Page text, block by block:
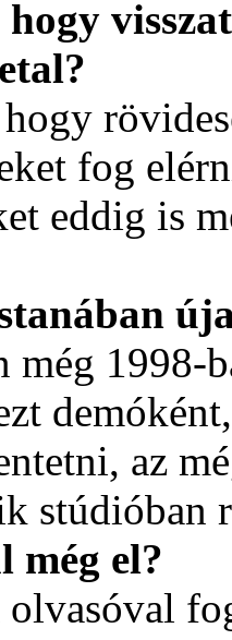
fog
eddig is
még 1998-
az
stúdióban
még el?